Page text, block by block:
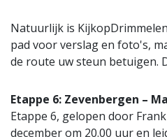
Natuurlijk is
pad voor verslag en foto's,
de route uw steun betuigen.
Etappe 6: Zevenbergen –
Etappe 6, gelopen door
december om 20.00 uur en